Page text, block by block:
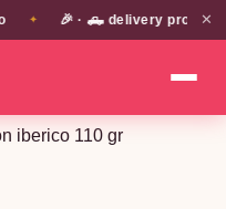
🎉 · 🛻 delivery propio en
✕
iberico 110 gr